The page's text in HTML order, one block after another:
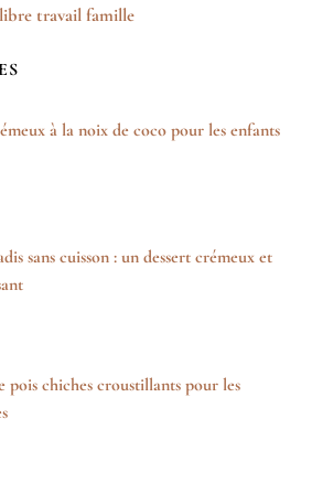
travail famille
à la noix de coco pour les enfants
sans cuisson : un dessert crémeux et
pois chiches croustillants pour les